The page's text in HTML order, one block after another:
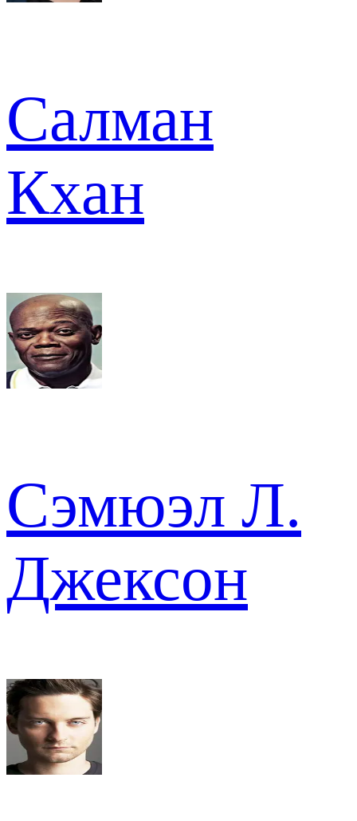
Салман
Кхан
Сэмюэл Л.
Джексон